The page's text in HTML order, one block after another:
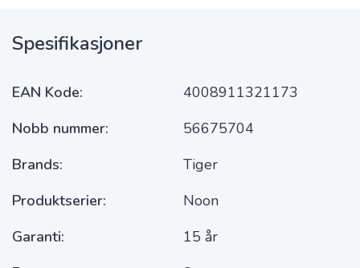
Spesifikasjoner
EAN Kode
4008911321173
Nobb nummer
56675704
Brands
Tiger
Produktserier
Noon
Garanti
15 år